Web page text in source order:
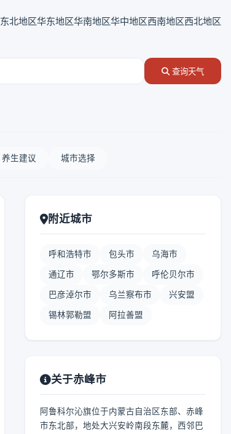
东北地区华东地区华南地区华中地区西南地区西北地区
查询天气
养生建议 城市选择
附近城市
呼和浩特市 包头市 乌海市
通辽市 鄂尔多斯市 呼伦贝尔市
巴彦淖尔市 乌兰察布市 兴安盟
锡林郭勒盟 阿拉善盟
关于赤峰市
阿鲁科尔沁旗位于内蒙古自治区东部、赤峰
市东北部，地处大兴安岭南段东麓，西邻巴